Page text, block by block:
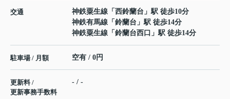
交通 神鉄粟生線 「 西鈴蘭台 」駅 徒歩10分
神鉄有馬線 「 鈴蘭台 」駅 徒歩14分
神鉄粟生線 「 鈴蘭台西口 」駅 徒歩14分
駐車場 / 月額 空有 / 0円
更新料 /
更新事務手数料
- / -